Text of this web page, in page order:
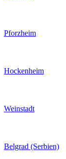
Pforzheim
Hockenheim
Weinstadt
Belgrad (Serbien)